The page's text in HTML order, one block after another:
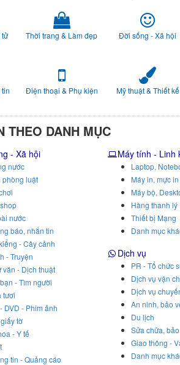
Thời trang & Làm đẹp Đời sống - Xã hội
Điện thoại & Phụ kiện Mỹ thuật & Thiết kế
THEO DANH MỤC
- Xã hội
nước
phòng luật
nước
báo, nhắn tin
- Cây cảnh
- Truyện
văn - Dịch thuật
- Tìm người
tươi
DVD - Phim ảnh
tờ
- Y tế
tin - Quảng cáo
Máy tính - Linh
Laptop,
Máy in, mực in
Máy bộ,
Hàng thanh lý
Thiết bị Mạng
Danh mục
Dịch vụ
PR - Tổ chức
Dịch vụ vận
Dịch vụ
An ninh, bảo
Du lịch
Sửa chữa,
Giao thông -
Danh mục